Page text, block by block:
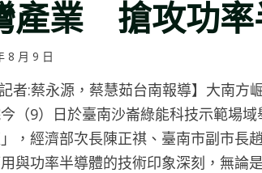
產業 搶攻功率
8 月 9 日
者:蔡永源，蔡慧茹台南報導】大南方
（9）日於臺南沙崙綠能科技示範場
，經濟部次長陳正祺、臺南市副市長
與功率半導體的技術印象深刻，無論